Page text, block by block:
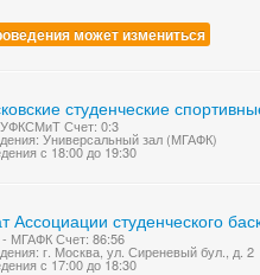
может измениться
студенческие
Счет: 0:3
Универсальный зал (МГАФК)
с 18:00 до 19:30
Ассоциации студенческого
МГАФК Счет: 86:56
г. Москва, ул. Сиреневый бул., д. 2
с 17:00 до 18:30